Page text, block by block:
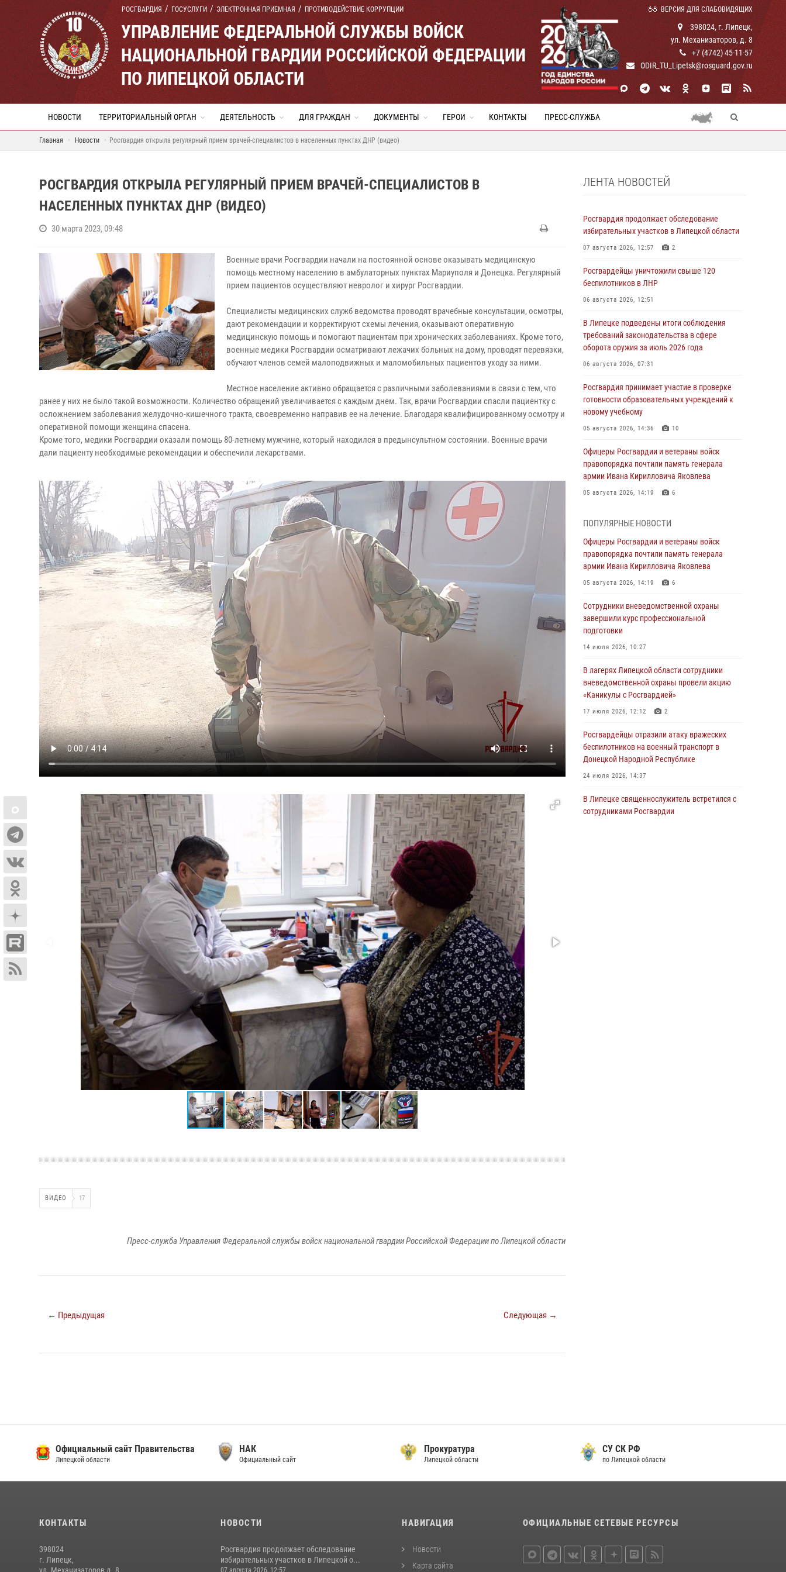
РОСГВАРДИЯ ГОСУСЛУГИ ЭЛЕКТРОННАЯ ПРИЕМНАЯ ПРОТИВОДЕЙСТВИЕ КОРРУПЦИИ ВЕРСИЯ ДЛЯ СЛАБОВИДЯЩИХ
УПРАВЛЕНИЕ ФЕДЕРАЛЬНОЙ СЛУЖБЫ ВОЙСК
НАЦИОНАЛЬНОЙ ГВАРДИИ РОССИЙСКОЙ ФЕДЕРАЦИИ
ПО ЛИПЕЦКОЙ ОБЛАСТИ
398024, г. Липецк,
ул. Механизаторов, д. 8
+7 (4742) 45-11-57
ODIR_TU_Lipetsk@rosguard.gov.ru
НОВОСТИ ТЕРРИТОРИАЛЬНЫЙ ОРГАН ДЕЯТЕЛЬНОСТЬ ДЛЯ ГРАЖДАН ДОКУМЕНТЫ ГЕРОИ КОНТАКТЫ ПРЕСС-СЛУЖБА
Главная Новости Росгвардия открыла регулярный прием врачей-специалистов в населенных пунктах ДНР (видео)
РОСГВАРДИЯ ОТКРЫЛА РЕГУЛЯРНЫЙ ПРИЕМ ВРАЧЕЙ-СПЕЦИАЛИСТОВ В
НАСЕЛЕННЫХ ПУНКТАХ ДНР (ВИДЕО)
30 марта 2023, 09:48
Военные врачи Росгвардии начали на постоянной основе оказывать медицинскую
помощь местному населению в амбулаторных пунктах Мариуполя и Донецка. Регулярный
прием пациентов осуществляют невролог и хирург Росгвардии.
Специалисты медицинских служб ведомства проводят врачебные консультации, осмотры,
дают рекомендации и корректируют схемы лечения, оказывают оперативную
медицинскую помощь и помогают пациентам при хронических заболеваниях. Кроме того,
военные медики Росгвардии осматривают лежачих больных на дому, проводят перевязки,
обучают членов семей малоподвижных и маломобильных пациентов уходу за ними.
Местное население активно обращается с различными заболеваниями в связи с тем, что
ранее у них не было такой возможности. Количество обращений увеличивается с каждым днем. Так, врачи Росгвардии спасли пациентку с
осложнением заболевания желудочно-кишечного тракта, своевременно направив ее на лечение. Благодаря квалифицированному осмотру и
оперативной помощи женщина спасена.
Кроме того, медики Росгвардии оказали помощь 80-летнему мужчине, который находился в предынсультном состоянии. Военные врачи
дали пациенту необходимые рекомендации и обеспечили лекарствами.
ВИДЕО 17
Пресс-служба Управления Федеральной службы войск национальной гвардии Российской Федерации по Липецкой области
← Предыдущая Следующая →
ЛЕНТА НОВОСТЕЙ
Росгвардия продолжает обследование
избирательных участков в Липецкой области
07 августа 2026, 12:57 2
Росгвардейцы уничтожили свыше 120
беспилотников в ЛНР
06 августа 2026, 12:51
В Липецке подведены итоги соблюдения
требований законодательства в сфере
оборота оружия за июль 2026 года
06 августа 2026, 07:31
Росгвардия принимает участие в проверке
готовности образовательных учреждений к
новому учебному
05 августа 2026, 14:36 10
Офицеры Росгвардии и ветераны войск
правопорядка почтили память генерала
армии Ивана Кирилловича Яковлева
05 августа 2026, 14:19 6
выездов по сигналу «Тревога»
04 августа 2026, 11:36
В ЛНР спецназовцы Росгвардии уничтожили
ударные и разведывательные беспилотники
04 августа 2026, 09:05
Росгвардия обеспечила безопасность
граждан на праздновании Дня ВДВ в
03 августа 2026, 13:43 1
Росгвардейцы обеспечили безопасность
граждан в День Лев-Толстовского района
Росгвардия противодействует БПЛА ВСУ на
южном направлении (видео)
03 августа 2026, 13:39
ПОПУЛЯРНЫЕ НОВОСТИ
Офицеры Росгвардии и ветераны войск
правопорядка почтили память генерала
армии Ивана Кирилловича Яковлева
05 августа 2026, 14:19 6
Сотрудники вневедомственной охраны
завершили курс профессиональной
подготовки
14 июля 2026, 10:27
В лагерях Липецкой области сотрудники
вневедомственной охраны провели акцию
«Каникулы с Росгвардией»
17 июля 2026, 12:12 2
Росгвардейцы отразили атаку вражеских
беспилотников на военный транспорт в
Донецкой Народной Республике
24 июля 2026, 14:37
В Липецке священнослужитель встретился с
сотрудниками Росгвардии
Официальный сайт Правительства
Липецкой области
НАК
Официальный сайт
Прокуратура
Липецкой области
СУ СК РФ
по Липецкой области
КОНТАКТЫ
398024
г. Липецк,
НОВОСТИ
Росгвардия продолжает обследование
избирательных участков в Липецкой о...
НАВИГАЦИЯ
Новости
Карта сайта
ОФИЦИАЛЬНЫЕ СЕТЕВЫЕ РЕСУРСЫ